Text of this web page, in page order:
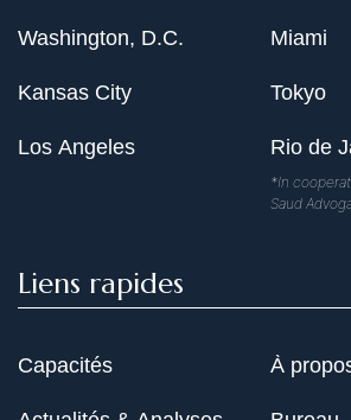
Washington, D.C.
Kansas City
Los Angeles
Miami
Tokyo
Rio de
*In
Saud
Liens rapides
Capacités À